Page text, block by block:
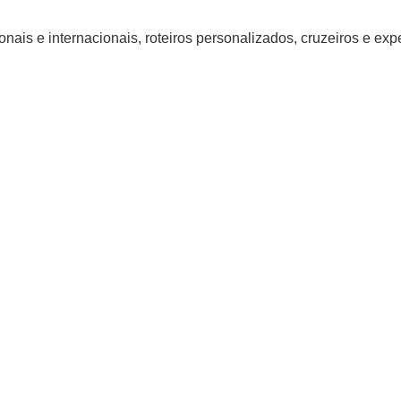
e internacionais, roteiros personalizados, cruzeiros e